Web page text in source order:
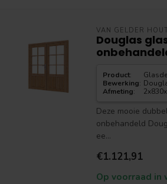
VAN GELDER HOUT
Douglas
Product:
Bewerking:
Afmeting:
Deze mooie
onbehandeld
ee...
€1.121,91
Op voorraad in